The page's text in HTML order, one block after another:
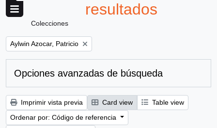
resultados
Colecciones
Remove filter:
Aylwin Azocar, Patricio
Opciones avanzadas de búsqueda
Imprimir vista previa Card view
Table view
Ordenar por: Código de referencia